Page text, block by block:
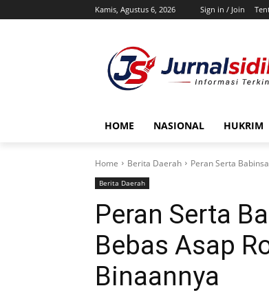
Kamis, Agustus 6, 2026 Sign in / Join
HOME NASIONAL HUKRIM
Home Berita Daerah Peran Serta
Berita Daerah
Peran Serta
Bebas Asap
Binaannya